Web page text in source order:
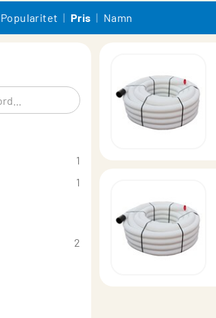
Popularitet Pris Namn
Filtrera produkter
1
1
2